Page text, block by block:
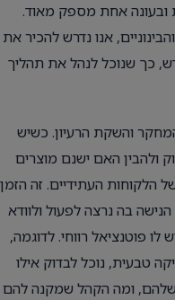
ובעונה אחת מספק מאוד.
אנו נדרש להכיר את
כך שנוכל לנהל את תהליך
והשקת הרעיון. כשיש
ולהבין האם ישנם מוצרים
הלקוחות העתידיים. זה הזמן
בה נרצה לפעול ולוודא
לו פוטנציאל רווחי. לדוגמה,
טבעית, נוכל לבדוק אילו
שלהם, ומה הקהל שמקנה להם